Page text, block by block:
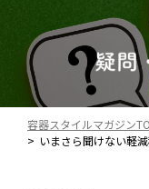
容器スタイルマガジン
いまさら聞けない軽